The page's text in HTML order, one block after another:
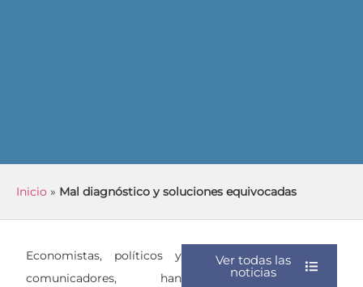
Inicio » Mal diagnóstico y soluciones equivocadas
Economistas, políticos y
comunicadores, han
Ver todas las
noticias